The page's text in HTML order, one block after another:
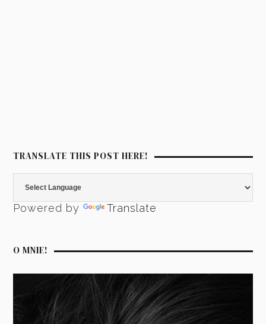
TRANSLATE THIS POST HERE!
Powered by Translate
O MNIE!